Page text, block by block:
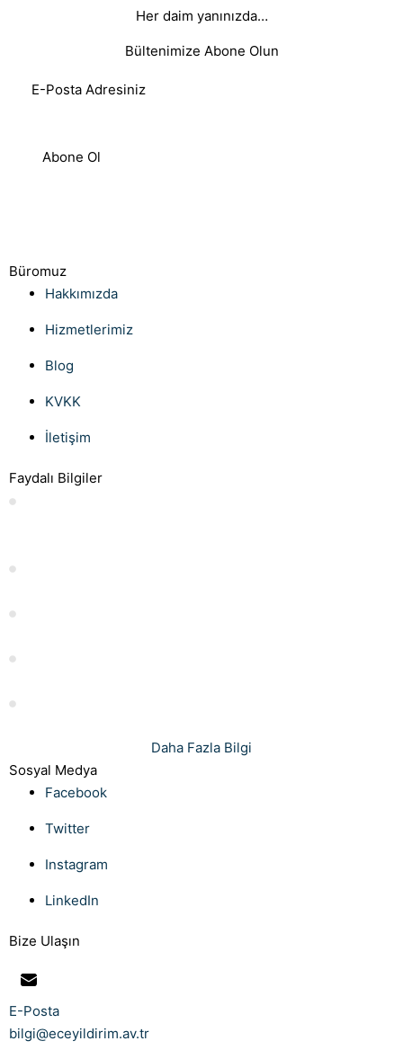
Her daim yanınızda…
Bültenimize Abone Olun
Abone Ol
Büromuz
Hakkımızda
Hizmetlerimiz
Blog
KVKK
İletişim
Faydalı Bilgiler
Daha Fazla Bilgi
Sosyal Medya
Facebook
Twitter
Instagram
LinkedIn
Bize Ulaşın
E-Posta
bilgi@eceyildirim.av.tr